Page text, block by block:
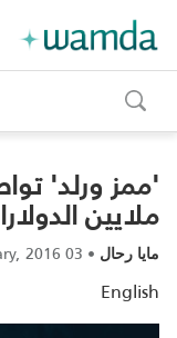
toggle
search
'ممز ورلد'
ملايين
مايا رحال •
03 February, 2016
English